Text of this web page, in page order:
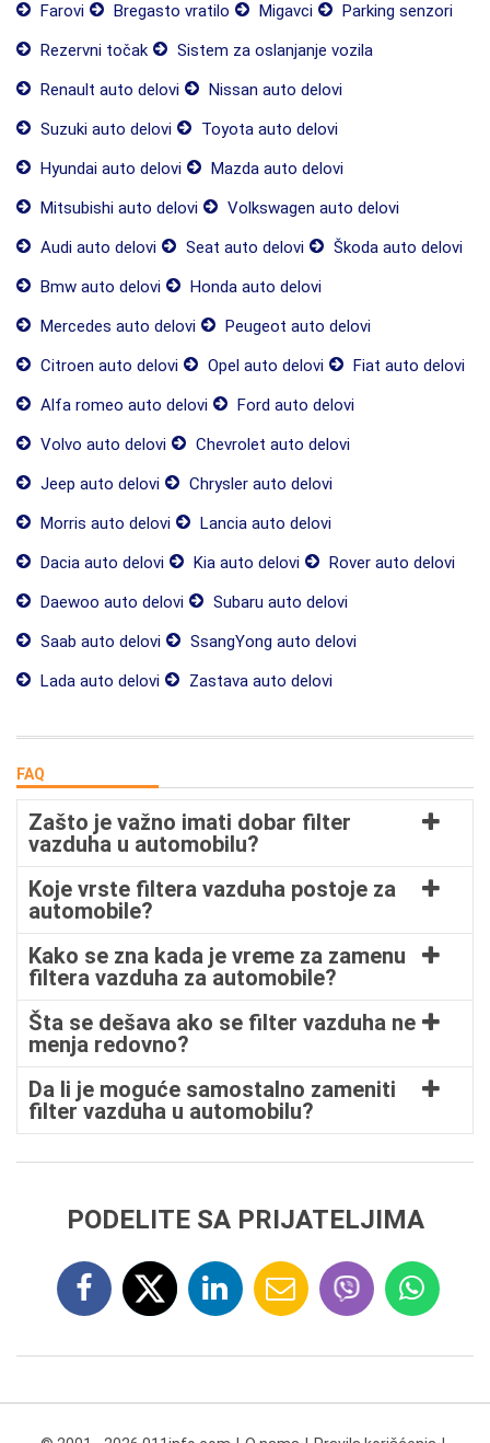
Farovi
Bregasto vratilo Migavci
Parking senzori
Rezervni točak
Sistem za oslanjanje vozila
Renault auto delovi
Nissan auto delovi
Suzuki auto delovi
Toyota auto delovi
Hyundai auto delovi
Mazda auto delovi
Mitsubishi auto delovi
Volkswagen auto delovi
Audi auto delovi
Seat auto delovi
Škoda auto delovi
Bmw auto delovi
Honda auto delovi
Mercedes auto delovi
Peugeot auto delovi
Citroen auto delovi
Opel auto delovi
Fiat auto delovi
Alfa romeo auto delovi
Ford auto delovi
Volvo auto delovi
Chevrolet auto delovi
Jeep auto delovi
Chrysler auto delovi
Morris auto delovi
Lancia auto delovi
Dacia auto delovi
Kia auto delovi
Rover auto delovi
Daewoo auto delovi
Subaru auto delovi
Saab auto delovi
SsangYong auto delovi
Lada auto delovi
Zastava auto delovi
FAQ
Zašto je važno imati dobar filter
vazduha u automobilu?
Koje vrste filtera vazduha postoje za
automobile?
Kako se zna kada je vreme za zamenu
filtera vazduha za automobile?
Šta se dešava ako se filter vazduha ne
menja redovno?
Da li je moguće samostalno zameniti
filter vazduha u automobilu?
PODELITE SA PRIJATELJIMA